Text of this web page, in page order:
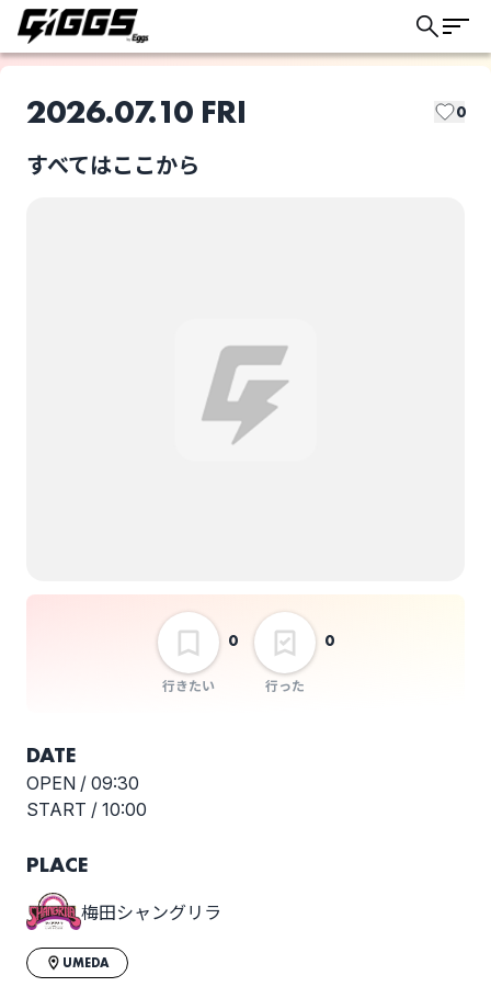
2026.07.10 FRI 0
すべてはここから
行きたい
0
行った
0
カラメルパーラー
DATE
OPEN / 09:30
START / 10:00
PLACE
梅田シャングリラ
UMEDA
このライブの取り置きは終了しました